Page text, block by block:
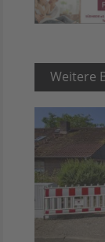
Weitere